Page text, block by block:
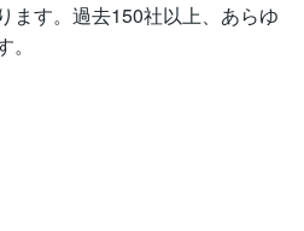
ます。過去150社以上、あらゆ